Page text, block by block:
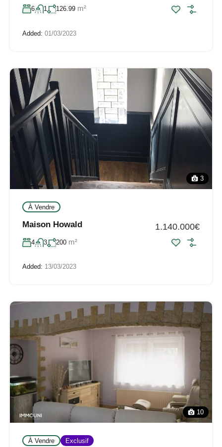
6 1 126.99 m²
Added: 01/03/2023
3
À Vendre
Maison Howald 1.140.000€
4 3 200 m²
Added: 13/03/2023
10
À Vendre Exclusif